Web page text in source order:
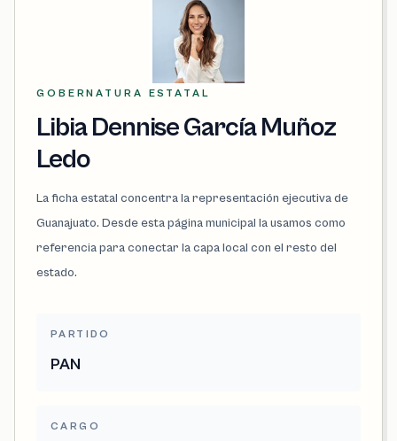
GOBERNATURA ESTATAL
Libia Dennise García Muñoz
Ledo
La ficha estatal concentra la representación ejecutiva de
Guanajuato. Desde esta página municipal la usamos como
referencia para conectar la capa local con el resto del
estado.
PARTIDO
PAN
CARGO